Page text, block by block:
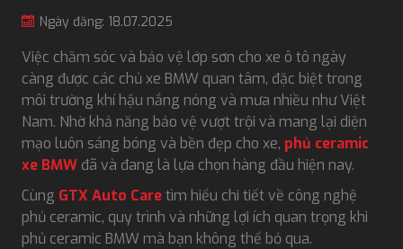
Ngày đăng: 18.07.2025
Việc chăm sóc và bảo vệ lớp sơn cho xe ô tô ngày
càng được các chủ xe BMW quan tâm, đặc biệt trong
môi trường khí hậu nắng nóng và mưa nhiều như Việt
Nam. Nhờ khả năng bảo vệ vượt trội và mang lại diện
mạo luôn sáng bóng và bền đẹp cho xe, phủ ceramic
xe BMW đã và đang là lựa chọn hàng đầu hiện nay.
Cùng GTX Auto Caretìm hiểu chi tiết về công nghệ
phủ ceramic, quy trình và những lợi ích quan trọng khi
phủ ceramic BMW mà bạn không thể bỏ qua.